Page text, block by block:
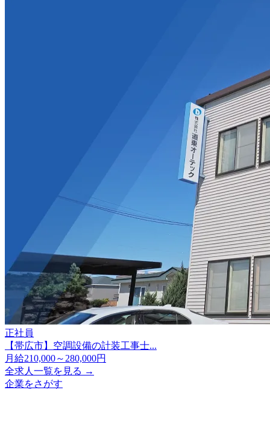
正社員
【帯広市】空調設備の計装工事士...
月給210,000～280,000円
全求人一覧を見る →
企業をさがす